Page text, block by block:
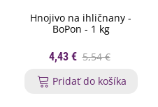
Hnojivo na ihličnany -
BoPon - 1 kg
4,43 € 5,54 €
Pridať do košíka